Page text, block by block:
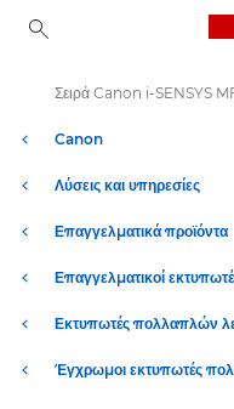
Canon
Λύσεις και υπηρεσίες
Επαγγελματικά προϊόντα